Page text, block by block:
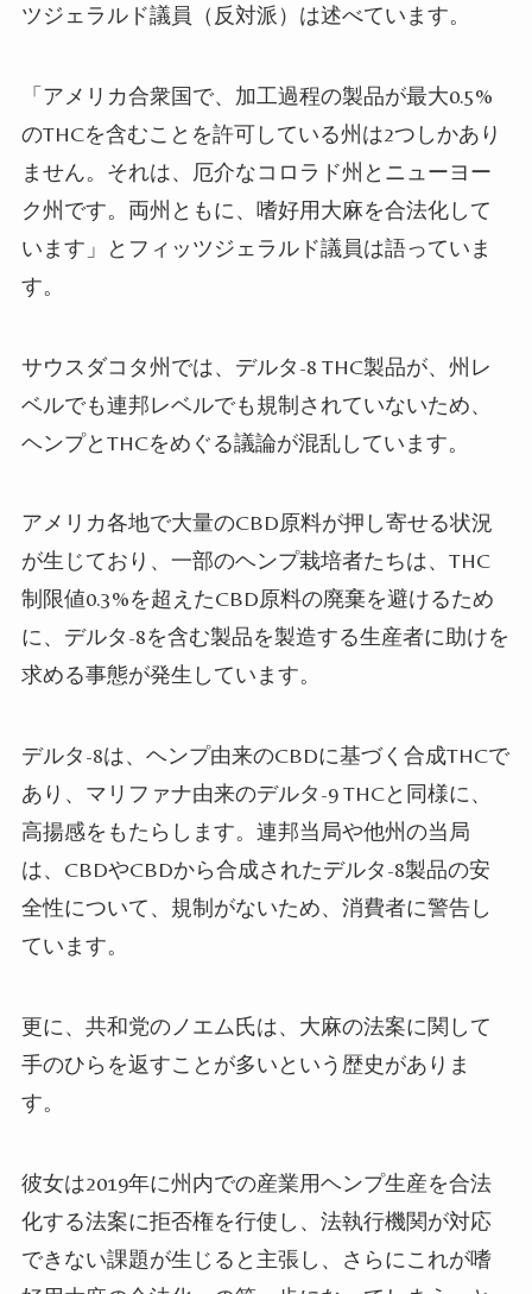
ツジェラルド議員（反対派）は述べています。
「アメリカ合衆国で、加工過程の製品が最大0.5%
のTHCを含むことを許可している州は2つしかあり
ません。それは、厄介なコロラド州とニューヨー
ク州です。 両州ともに、嗜好用大麻を合法化して
います」とフィッツジェラルド議員は語っていま
す。
サウスダコタ州では、デルタ-8 THC製品が、州レ
ベルでも連邦レベルでも規制されていないため、
ヘンプとTHCをめぐる議論が混乱しています。
アメリカ各地で大量のCBD原料が押し寄せる状況
が生じており、一部のヘンプ栽培者たちは、 THC
制限値0.3%を超えたCBD原料の廃棄を避けるため
に、デルタ-8を含む製品を製造する生産者に助けを
求める事態が発生しています。
デルタ-8は、ヘンプ由来のCBDに基づく合成THCで
あり、マリファナ由来のデルタ-9 THCと同様に、
高揚感をもたらします。 連邦当局や他州の当局
は、 CBDやCBDから合成されたデルタ-8製品の安
全性について、規制がないため、消費者に警告し
ています。
更に、共和党のノエム氏は、大麻の法案に関して
手のひらを返すことが多いという歴史がありま
す。
彼女は2019年に州内での産業用ヘンプ生産を合法
化する法案に拒否権を行使し、法執行機関が対応
できない課題が生じると主張し、さらにこれが嗜